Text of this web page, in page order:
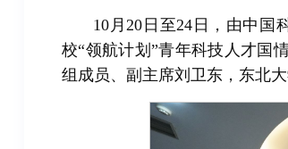
10月20日至24日，由中国
校“领航计划”青年科技人才国
组成员、副主席刘卫东，东北
辽宁省卓越工程师培养联合体在东北大学成立